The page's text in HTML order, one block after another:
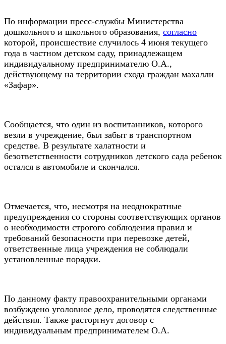
По информации пресс-службы Министерства
дошкольного и школьного образования, согласно
которой, происшествие случилось 4 июня текущего
года в частном детском саду, принадлежащем
индивидуальному предпринимателю О.А.,
действующему на территории схода граждан махалли
«Зафар».
Сообщается, что один из воспитанников, которого
везли в учреждение, был забыт в транспортном
средстве. В результате халатности и
безответственности сотрудников детского сада ребенок
остался в автомобиле и скончался.
Отмечается, что, несмотря на неоднократные
предупреждения со стороны соответствующих органов
о необходимости строгого соблюдения правил и
требований безопасности при перевозке детей,
ответственные лица учреждения не соблюдали
установленные порядки.
По данному факту правоохранительными органами
возбуждено уголовное дело, проводятся следственные
действия. Также расторгнут договор с
индивидуальным предпринимателем О.А.